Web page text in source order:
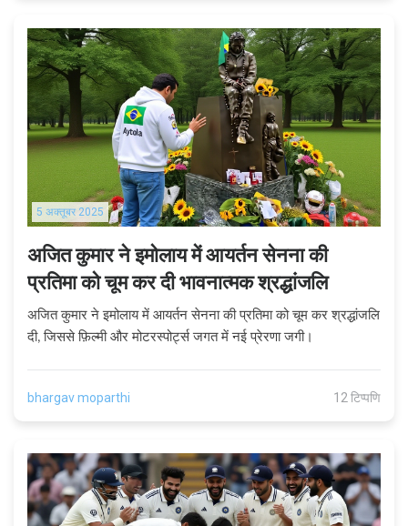
5 अक्तूबर 2025
अजित कुमार ने इमोलाय में आयर्तन सेनना की
प्रतिमा को चूम कर दी भावनात्मक श्रद्धांजलि
अजित कुमार ने इमोलाय में आयर्तन सेनना की प्रतिमा को चूम कर श्रद्धांजलि
दी, जिससे फ़िल्मी और मोटरस्पोर्ट्स जगत में नई प्रेरणा जगी।
bhargav moparthi 12 टिप्पणि